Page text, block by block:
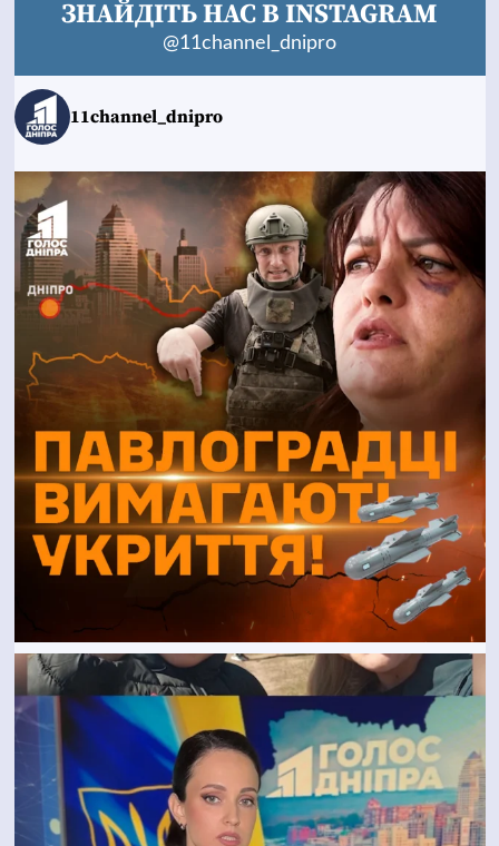
ЗНАЙДІТЬ НАС В INSTAGRAM
@11channel_dnipro
11channel_dnipro